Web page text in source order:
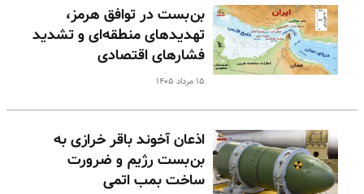
بن‌بست در توافق هرمز،
تهدیدهای منطقه‌ای و تشدید
فشارهای اقتصادی
۱۵ مرداد ۱۴۰۵
اذعان آخوند باقر خرازی به
بن‌بست رژیم و ضرورت
ساخت بمب اتمی